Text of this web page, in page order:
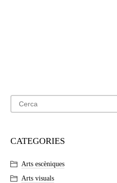
CATEGORIES
Arts escèniques
Arts visuals